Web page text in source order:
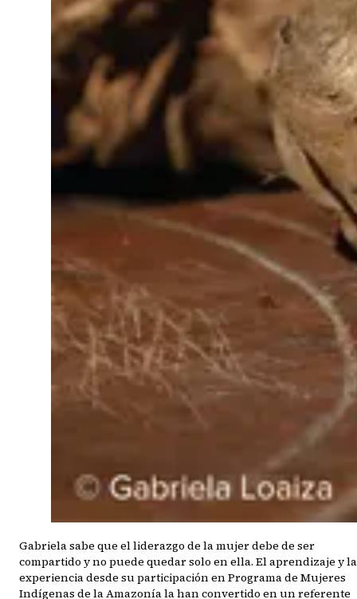
Gabriela sabe que el liderazgo de la mujer debe de ser
compartido y no puede quedar solo en ella. El aprendizaje y la
experiencia desde su participación en Programa de Mujeres
Indígenas de la Amazonía la han convertido en un referente